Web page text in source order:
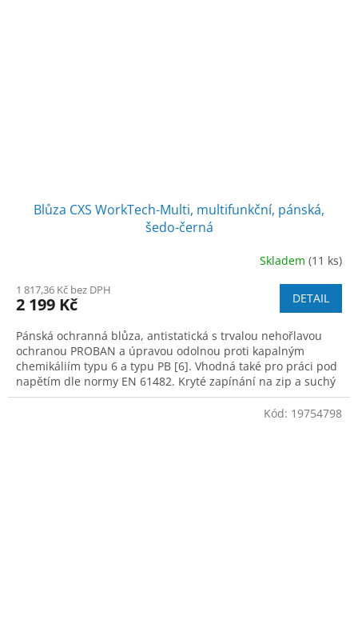
Blůza CXS WorkTech-Multi, multifunkční, pánská,
šedo-černá
Skladem (11 ks)
1 817,36 Kč bez DPH
2 199 Kč DETAIL
Pánská ochranná blůza, antistatická s trvalou nehořlavou
ochranou PROBAN a úpravou odolnou proti kapalným
chemikáliím typu 6 a typu PB [6]. Vhodná také pro práci pod
napětím dle normy EN 61482. Kryté zapínání na zip a suchý
zip, rukáv s nastavitelnou
Kód: 19754798